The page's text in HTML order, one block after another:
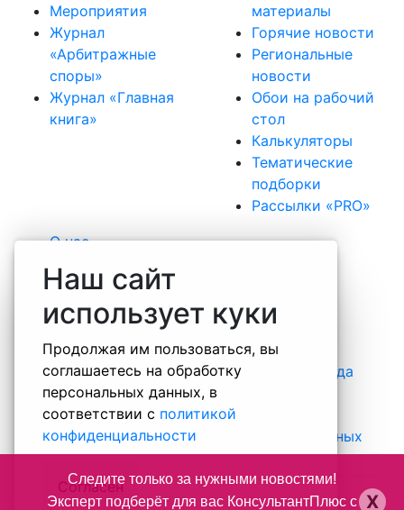
X
Следите только за нужными новостями!
Эксперт подберёт для вас КонсультантПлюс с
Наш сайт
использует куки
Продолжая им пользоваться, вы
соглашаетесь на обработку
персональных данных, в
соответствии с политикой
конфиденциальности
Согласен
Мероприятия
Журнал
«Арбитражные
споры»
Журнал «Главная
книга»
материалы
Горячие новости
Региональные
новости
Обои на рабочий
стол
Калькуляторы
Тематические
подборки
Рассылки «PRO»
О нас
Наша команда
Вакансии
Практика
Отзывы
Некоммерческие проекты
Информация о специальной оценке труда
Правовая информация о компании
Контакты
Политика обработки персональных данных